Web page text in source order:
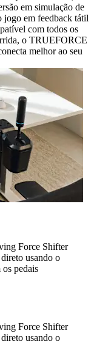
em simulação de
jogo em feedback tátil
com todos os
o TRUEFORCE
melhor ao seu
Force Shifter
usando o
pedais
Force Shifter
usando o